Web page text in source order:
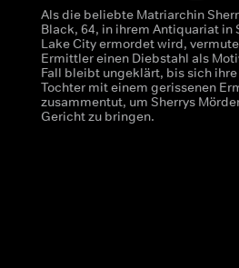
Als die beliebte Matriarchin
Black, 64, in ihrem Antiquariat in
Lake City ermordet wird,
Ermittler einen Diebstahl als
Fall bleibt ungeklärt, bis sich ihre
Tochter mit einem gerissenen
zusammentut, um Sherrys
Gericht zu bringen.